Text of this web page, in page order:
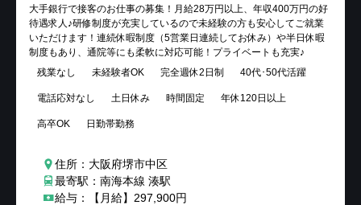
大手銀行で接客のお仕事の募集！月給28万円以上、年収400万円の好
待遇求人♪研修制度が充実しているので未経験の方も安心してご就業
いただけます！連続休暇制度（5営業日連続してお休み）や半日休暇
制度もあり、通院等にも柔軟に対応可能！プライベートも充実♪
残業なし
未経験者OK 完全週休2日制 40代･50代活躍
電話応対なし 土日休み 時間固定 年休120日以上
高卒OK 日勤帯勤務
住所：大阪府堺市中区
最寄駅：南海本線 湊駅
給与：【月給】297,900円